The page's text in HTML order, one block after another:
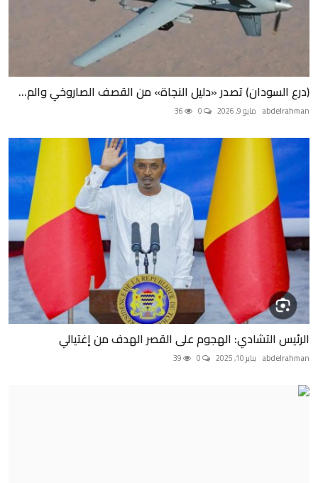
(درع السودان) تصدر «دليل النجاة» من القصف الصاروخي والم...
abdelrahman مايو 9, 2026
الرئيس التشادي: الهجوم على القصر الهدف من إغتيالي
abdelrahman يناير 10, 2025